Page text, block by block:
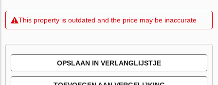
This property is outdated and the price may be inaccurate
OPSLAAN IN VERLANGLIJSTJE